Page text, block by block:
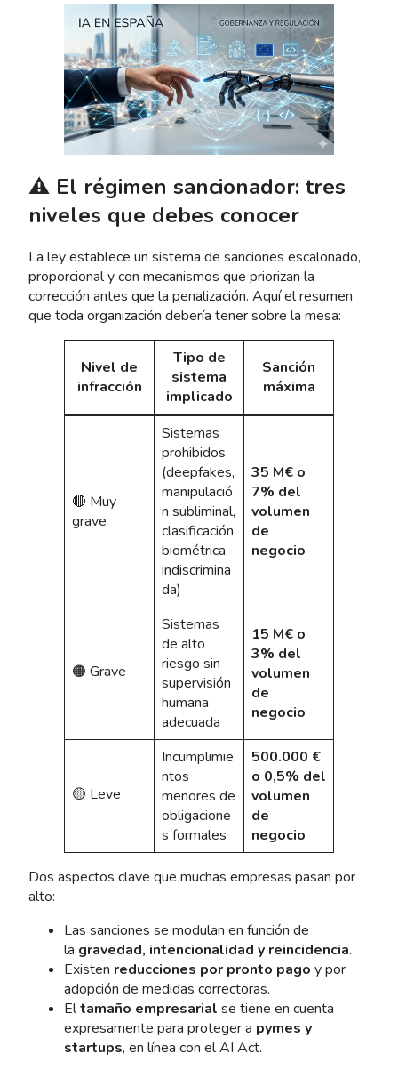
⚠️ El régimen sancionador: tres
niveles que debes conocer
La ley establece un sistema de sanciones escalonado,
proporcional y con mecanismos que priorizan la
corrección antes que la penalización. Aquí el resumen
que toda organización debería tener sobre la mesa:
Nivel de
infracción
Tipo de
sistema
implicado
Sanción
máxima
🔴 Muy
grave
Sistemas
prohibidos
(deepfakes,
manipulació
n subliminal,
clasificación
biométrica
indiscrimina
da)
35 M€ o
7% del
volumen
de
negocio
🟠 Grave
Sistemas
de alto
riesgo sin
supervisión
humana
adecuada
15 M€ o
3% del
volumen
de
negocio
🟡 Leve
Incumplimie
ntos
menores de
obligacione
s formales
500.000 €
o 0,5% del
volumen
de
negocio
Dos aspectos clave que muchas empresas pasan por
alto:
Las sanciones se modulan en función de
la gravedad, intencionalidad y reincidencia.
Existen reducciones por pronto pago y por
adopción de medidas correctoras.
Eltamaño empresarial se tiene en cuenta
expresamente para proteger a pymes y
startups, en línea con el AI Act.